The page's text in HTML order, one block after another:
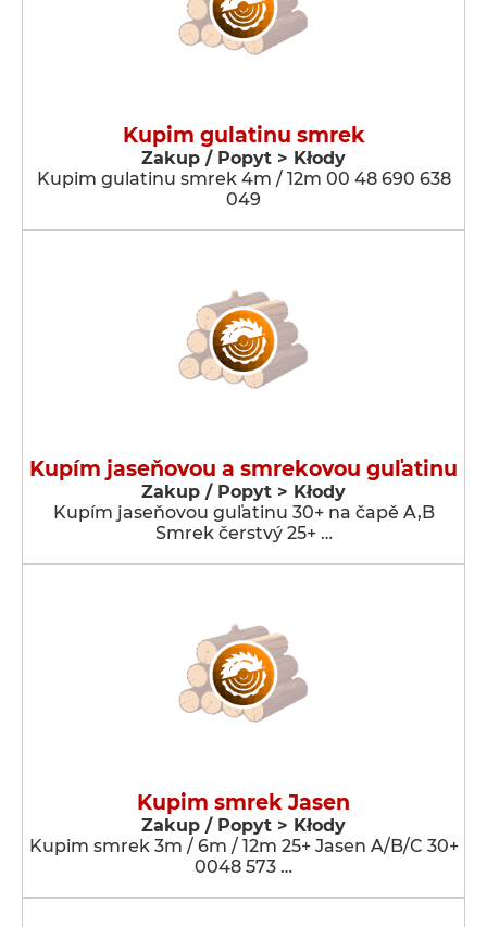
Kupim gulatinu smrek
Zakup / Popyt > Kłody
Kupim gulatinu smrek 4m / 12m 00 48 690 638
049
Kupím jaseňovou a smrekovou guľatinu
Zakup / Popyt > Kłody
Kupím jaseňovou guľatinu 30+ na čapě A,B
Smrek čerstvý 25+ …
Kupim smrek Jasen
Zakup / Popyt > Kłody
Kupim smrek 3m / 6m / 12m 25+ Jasen A/B/C 30+
0048 573 …